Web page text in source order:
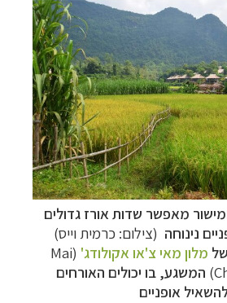
מאפשר שדות אורז גדולים
נינוחה (צילום: כרמית וייס)
מלון מאי צ'או אקולודג' (Mai
המשגע, בו יכולים האורחים
אופניים